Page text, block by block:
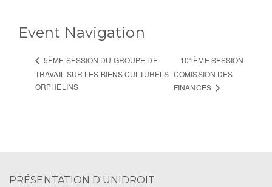
Event Navigation
5ÈME SESSION DU GROUPE DE
TRAVAIL SUR LES BIENS CULTURELS
ORPHELINS
101ÈME SESSION
COMISSION DES
FINANCES
PRÉSENTATION D'UNIDROIT